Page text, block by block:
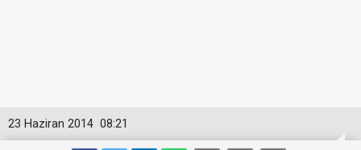
08:21
23 Haziran 2014